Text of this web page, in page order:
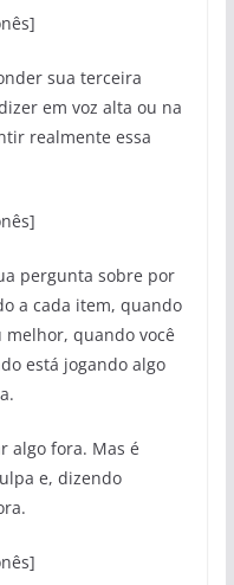
sua terceira
em voz alta ou na
realmente essa
pergunta sobre por
a cada item, quando
melhor, quando você
está jogando algo
algo fora. Mas é
e, dizendo